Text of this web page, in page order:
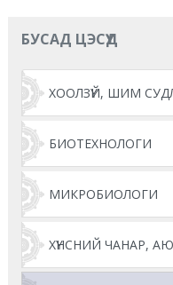
БУСАД ЦЭСҮҮД
ХООЛЗҮЙ, ШИМ
БИОТЕХНОЛОГИ
МИКРОБИОЛОГИ
ХҮНСНИЙ ЧАНАР,